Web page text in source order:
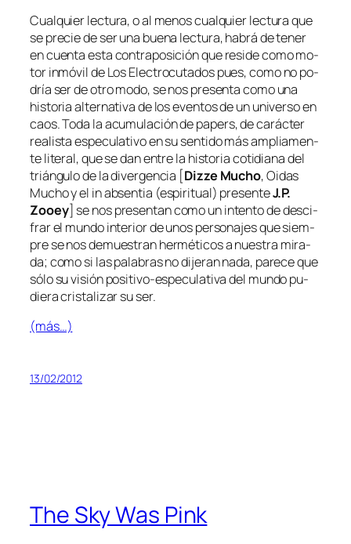
Cualquier lec­tu­ra, o al me­nos cual­quier lec­tu­ra que
se pre­cie de ser una bue­na lec­tu­ra, ha­brá de te­ner
en cuen­ta es­ta con­tra­po­si­ción que re­si­de co­mo mo­
tor in­mó­vil deLos Electrocutadospues, co­mo no po­
dría ser de otro mo­do, se nos pre­sen­ta co­mo una
his­to­ria al­ter­na­ti­va de los even­tos de un uni­ver­so en
caos. Toda la acu­mu­la­ción depa­pers, de ca­rác­ter
rea­lis­ta es­pe­cu­la­ti­vo en su sen­ti­do más am­plia­men­
te li­te­ral, que se dan en­tre la his­to­ria co­ti­dia­na del
trián­gu­lo de la di­ver­gen­cia [Dizze Mucho,Oidas
Muchoy el in ab­sen­tia (es­pi­ri­tual) pre­sen­teJ.P.
Zooey] se nos pre­sen­tan co­mo un in­ten­to de des­ci­
frar el mun­do in­te­rior de unos per­so­na­jes que siem­
pre se nos de­mues­tran her­mé­ti­cos a nues­tra mi­ra­
da; co­mo si las pa­la­bras no di­je­ran na­da, pa­re­ce que
só­lo su vi­sión positivo-especulativa del mun­do pu­
die­ra cris­ta­li­zar su ser.
(más…)
13/02/2012
The Sky Was Pink